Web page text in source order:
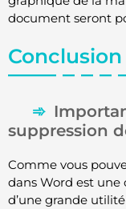
document seront
Conclusion
suppression
Comme vous
dans Word est une
d’une grande